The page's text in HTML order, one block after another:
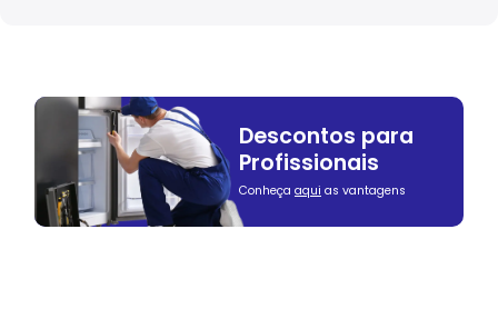
Descontos para
Profissionais
Conheça aqui as vantagens